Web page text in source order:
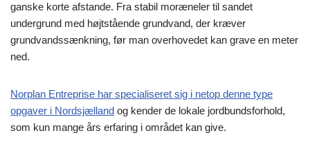
ganske korte afstande. Fra stabil moræneler til sandet
undergrund med højtstående grundvand, der kræver
grundvandssænkning, før man overhovedet kan grave en meter
ned.
Norplan Entreprise har specialiseret sig i netop denne type
opgaver i Nordsjælland og kender de lokale jordbundsforhold,
som kun mange års erfaring i området kan give.